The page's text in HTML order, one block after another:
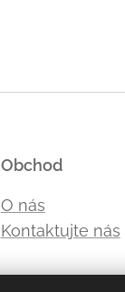
Obchod
O nás
Kontaktujte nás